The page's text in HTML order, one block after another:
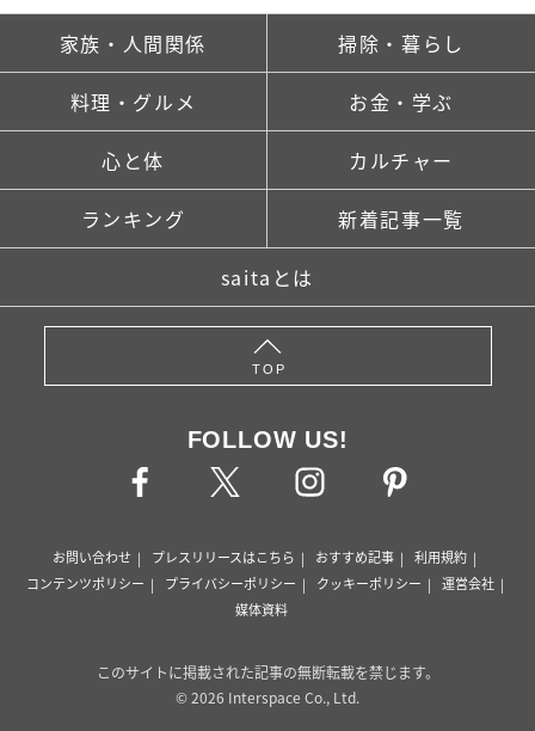
家族・人間関係 掃除・暮らし
料理・グルメ お金・学ぶ
心と体 カルチャー
ランキング 新着記事一覧
saitaとは
TOP
FOLLOW US!
お問い合わせ プレスリリースはこちら おすすめ記事
利用規約
コンテンツポリシー
プライバシーポリシー クッキーポリシー
運営会社
媒体資料
このサイトに掲載された記事の無断転載を禁じます。
© 2026 Interspace Co., Ltd.